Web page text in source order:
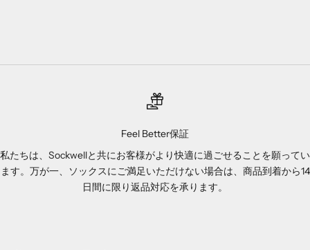
Feel Better保証
私たちは、Sockwellと共にお客様がより快適に過ごせることを願ってい
ます。万が一、ソックスにご満足いただけない場合は、商品到着から14
日間に限り返品対応を承ります。